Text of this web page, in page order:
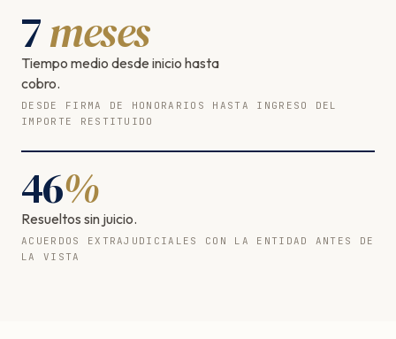
7meses
Tiempo medio desde inicio hasta
cobro.
DESDE FIRMA DE HONORARIOS HASTA INGRESO DEL
IMPORTE RESTITUIDO
46%
Resueltos sin juicio.
ACUERDOS EXTRAJUDICIALES CON LA ENTIDAD ANTES DE
LA VISTA